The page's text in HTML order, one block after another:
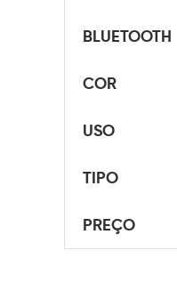
BLUETOOTH
COR
USO
TIPO
PREÇO